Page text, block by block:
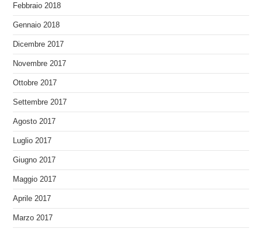
Febbraio 2018
Gennaio 2018
Dicembre 2017
Novembre 2017
Ottobre 2017
Settembre 2017
Agosto 2017
Luglio 2017
Giugno 2017
Maggio 2017
Aprile 2017
Marzo 2017